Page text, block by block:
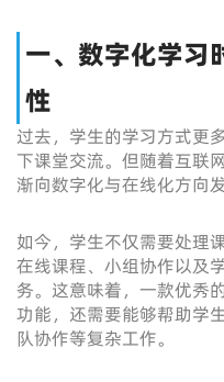
一、数字化学习
性
过去，学生的学习方式更
下课堂交流。但随着互联
渐向数字化与在线化方向发
如今，学生不仅需要处理
在线课程、小组协作以及
务。这意味着，一款优秀
功能，还需要能够帮助学
队协作等复杂工作。